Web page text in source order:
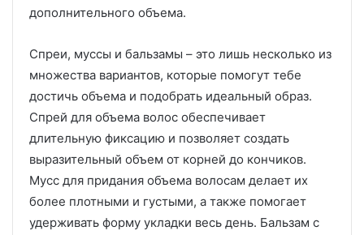
дополнительного объема.
Спреи, муссы и бальзамы – это лишь несколько из
множества вариантов, которые помогут тебе
достичь объема и подобрать идеальный образ.
Спрей для объема волос обеспечивает
длительную фиксацию и позволяет создать
выразительный объем от корней до кончиков.
Мусс для придания объема волосам делает их
более плотными и густыми, а также помогает
удерживать форму укладки весь день. Бальзам с